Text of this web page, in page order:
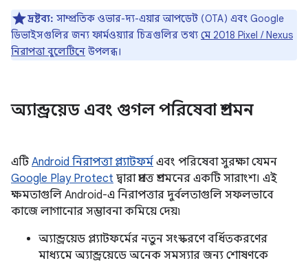
দ্রষ্টব্য: সাম্প্রতিক ওভার-দ্য-এয়ার আপডেট (OTA) এবং Google
ডিভাইসগুলির জন্য ফার্মওয়্যার চিত্রগুলির তথ্য মে 2018 Pixel / Nexus
নিরাপত্তা বুলেটিনে উপলব্ধ।
অ্যান্ড্রয়েড এবং গুগল পরিষেবা প্রশমন
এটি Android নিরাপত্তা প্ল্যাটফর্ম এবং পরিষেবা সুরক্ষা যেমন
Google Play Protect দ্বারা প্রদত্ত প্রশমনের একটি সারাংশ। এই
ক্ষমতাগুলি Android-এ নিরাপত্তার দুর্বলতাগুলি সফলভাবে
কাজে লাগানোর সম্ভাবনা কমিয়ে দেয়৷
অ্যান্ড্রয়েড প্ল্যাটফর্মের নতুন সংস্করণে বর্ধিতকরণের
মাধ্যমে অ্যান্ড্রয়েডে অনেক সমস্যার জন্য শোষণকে